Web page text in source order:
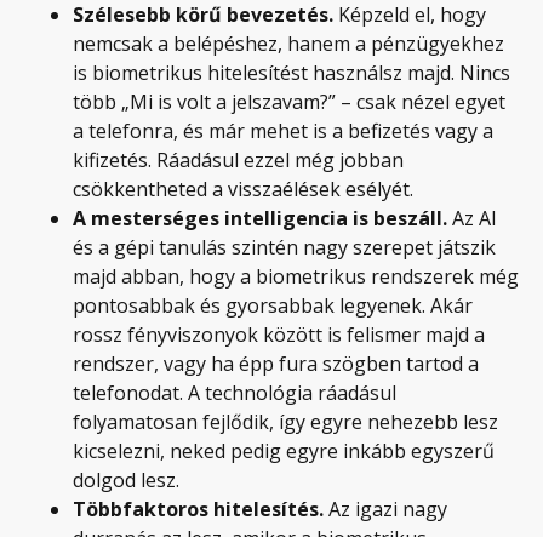
Szélesebb körű bevezetés. Képzeld el, hogy
nemcsak a belépéshez, hanem a pénzügyekhez
is biometrikus hitelesítést használsz majd. Nincs
több „Mi is volt a jelszavam?” – csak nézel egyet
a telefonra, és már mehet is a befizetés vagy a
kifizetés. Ráadásul ezzel még jobban
csökkentheted a visszaélések esélyét.
A mesterséges intelligencia is beszáll.Az AI
és a gépi tanulás szintén nagy szerepet játszik
majd abban, hogy a biometrikus rendszerek még
pontosabbak és gyorsabbak legyenek. Akár
rossz fényviszonyok között is felismer majd a
rendszer, vagy ha épp fura szögben tartod a
telefonodat. A technológia ráadásul
folyamatosan fejlődik, így egyre nehezebb lesz
kicselezni, neked pedig egyre inkább egyszerű
dolgod lesz.
Többfaktoros hitelesítés.Az igazi nagy